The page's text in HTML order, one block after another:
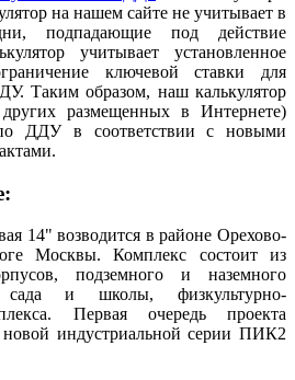
на нашем сайте не учитывает в
подпадающие под действие
учитывает установленное
ключевой ставки для
Таким образом, наш калькулятор
размещенных в Интернете)
по ДДУ в соответствии с новыми
14" возводится в районе Орехово-
Москвы. Комплекс состоит из
подземного и наземного
сада и школы, физкультурно-
Первая очередь проекта
новой индустриальной серии ПИК2